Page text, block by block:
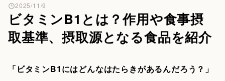
ビタミンB1とは？作用や食事摂
取基準、摂取源となる食品を紹介
2025/11/9
「ビタミンB1にはどんなはたらきがあるんだろう？」